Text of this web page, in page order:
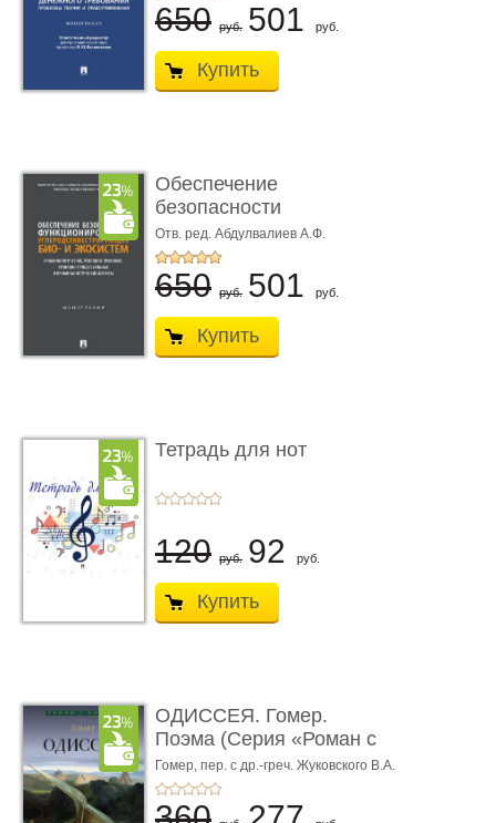
650 руб. 501 руб.
Купить
Обеспечение
безопасности
функционирования уг
...
Отв. ред. Абдулвалиев А.Ф.
650 руб. 501 руб.
Купить
Тетрадь для нот
120 руб. 92 руб.
Купить
ОДИССЕЯ. Гомер.
Поэма (Серия «Роман с
книгой»)
Гомер, пер. с др.-греч. Жуковского В.А.